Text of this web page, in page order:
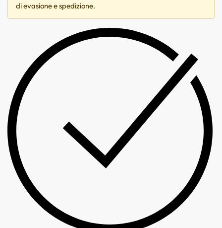
di evasione e spedizione.